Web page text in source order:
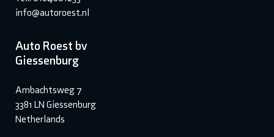
info@autoroest.nl
Auto Roest bv
Giessenburg
Ambachtsweg 7
3381 LN Giessenburg
Netherlands